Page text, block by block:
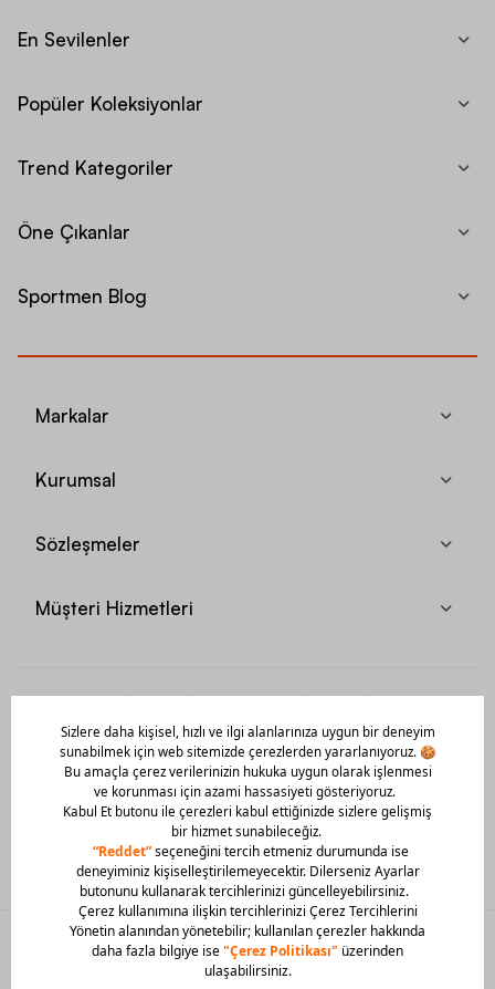
En Sevilenler
Popüler Koleksiyonlar
Trend Kategoriler
Öne Çıkanlar
Sportmen Blog
Markalar
Kurumsal
Sözleşmeler
Müşteri Hizmetleri
Mobil Uygulamamızı Hemen İndir!